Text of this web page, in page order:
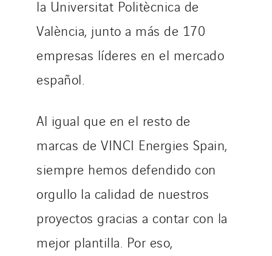
la Universitat Politècnica de
València, junto a más de 170
empresas líderes en el mercado
español.
Al igual que en el resto de
marcas de VINCI Energies Spain,
siempre hemos defendido con
orgullo la calidad de nuestros
proyectos gracias a contar con la
mejor plantilla. Por eso,